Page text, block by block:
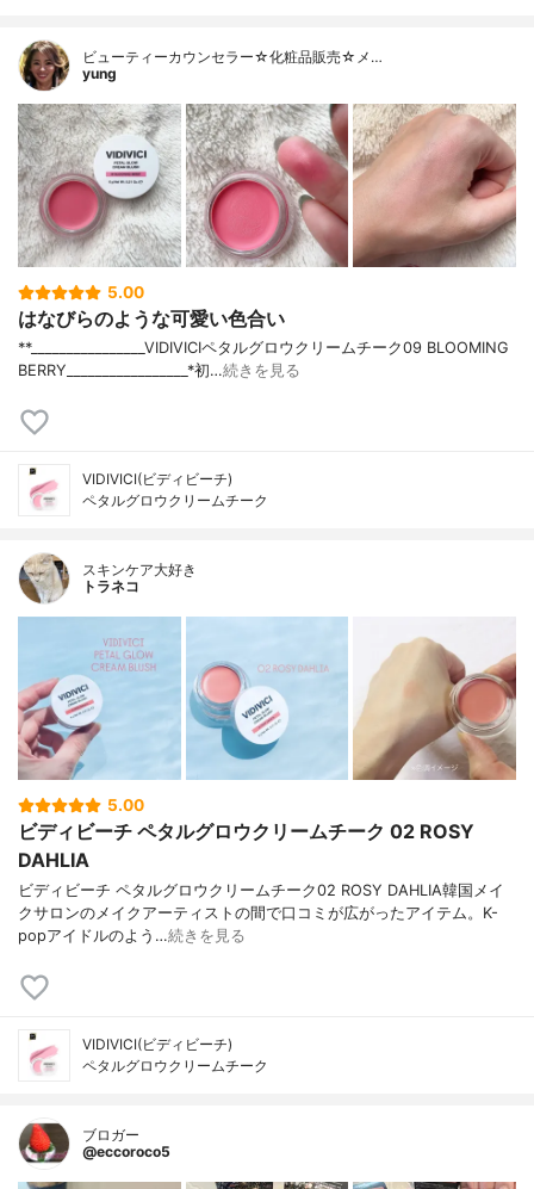
ビューティーカウンセラー☆化粧品販売☆メ…
yung
5.00
はなびらのような可愛い色合い
**⁡________________⁡⁡VIDIVICI⁡ペタルグロウクリームチーク09 BLOOMING
BERRY⁡_________________*初…続きを見る
VIDIVICI(ビディビーチ)
ペタルグロウクリームチーク
スキンケア大好き
トラネコ
5.00
ビディビーチ ペタルグロウクリームチーク 02 ROSY
DAHLIA
ビディビーチ ペタルグロウクリームチーク02 ROSY DAHLIA韓国メイ
クサロンのメイクアーティストの間で口コミが広がったアイテム。K-
popアイドルのよう…続きを見る
VIDIVICI(ビディビーチ)
ペタルグロウクリームチーク
ブロガー
@eccoroco5